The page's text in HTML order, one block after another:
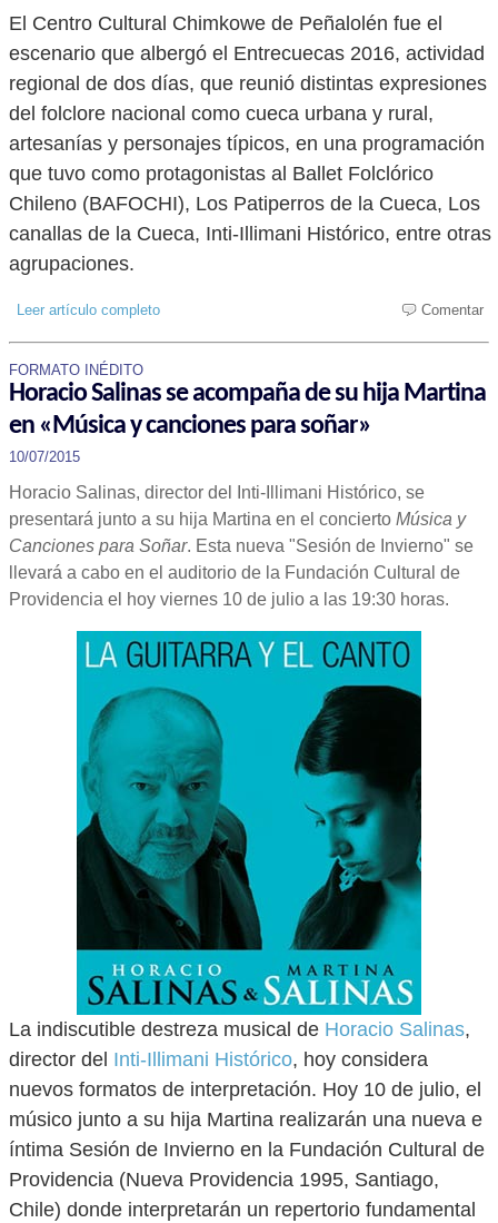
El Centro Cultural Chimkowe de Peñalolén fue el
escenario que albergó el Entrecuecas 2016, actividad
regional de dos días, que reunió distintas expresiones
del folclore nacional como cueca urbana y rural,
artesanías y personajes típicos, en una programación
que tuvo como protagonistas al Ballet Folclórico
Chileno (BAFOCHI), Los Patiperros de la Cueca, Los
canallas de la Cueca, Inti-Illimani Histórico, entre otras
agrupaciones.
Leer artículo completo Comentar
FORMATO INÉDITO
Horacio Salinas se acompaña de su hija Martina
en «Música y canciones para soñar»
10/07/2015
Horacio Salinas, director del Inti-Illimani Histórico, se
presentará junto a su hija Martina en el concierto Música y
Canciones para Soñar. Esta nueva "Sesión de Invierno" se
llevará a cabo en el auditorio de la Fundación Cultural de
Providencia el hoy viernes 10 de julio a las 19:30 horas.
La indiscutible destreza musical de Horacio Salinas,
director del Inti-Illimani Histórico, hoy considera
nuevos formatos de interpretación. Hoy 10 de julio, el
músico junto a su hija Martina realizarán una nueva e
íntima Sesión de Invierno en la Fundación Cultural de
Providencia (Nueva Providencia 1995, Santiago,
Chile) donde interpretarán un repertorio fundamental